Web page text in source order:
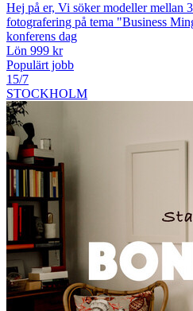
Hej på er, Vi söker modeller mellan
fotografering på tema "Business
konferens dag
Lön 999 kr
Populärt jobb
15/7
STOCKHOLM